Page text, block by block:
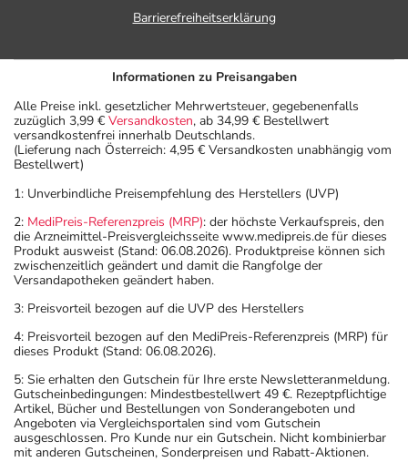
Barrierefreiheitserklärung
Informationen zu Preisangaben
Alle Preise inkl. gesetzlicher Mehrwertsteuer, gegebenenfalls
zuzüglich 3,99 € Versandkosten, ab 34,99 € Bestellwert
versandkostenfrei innerhalb Deutschlands.
(Lieferung nach Österreich: 4,95 € Versandkosten unabhängig vom
Bestellwert)
1: Unverbindliche Preisempfehlung des Herstellers (UVP)
2: MediPreis-Referenzpreis (MRP): der höchste Verkaufspreis, den
die Arzneimittel-Preisvergleichsseite www.medipreis.de für dieses
Produkt ausweist (Stand: 06.08.2026). Produktpreise können sich
zwischenzeitlich geändert und damit die Rangfolge der
Versandapotheken geändert haben.
3: Preisvorteil bezogen auf die UVP des Herstellers
4: Preisvorteil bezogen auf den MediPreis-Referenzpreis (MRP) für
dieses Produkt (Stand: 06.08.2026).
5: Sie erhalten den Gutschein für Ihre erste Newsletteranmeldung.
Gutscheinbedingungen: Mindestbestellwert 49 €. Rezeptpflichtige
Artikel, Bücher und Bestellungen von Sonderangeboten und
Angeboten via Vergleichsportalen sind vom Gutschein
ausgeschlossen. Pro Kunde nur ein Gutschein. Nicht kombinierbar
mit anderen Gutscheinen, Sonderpreisen und Rabatt-Aktionen.